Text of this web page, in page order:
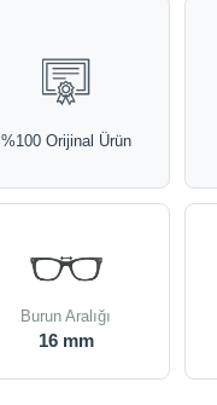
%100 Orijinal Ürün
Burun Aralığı
16 mm